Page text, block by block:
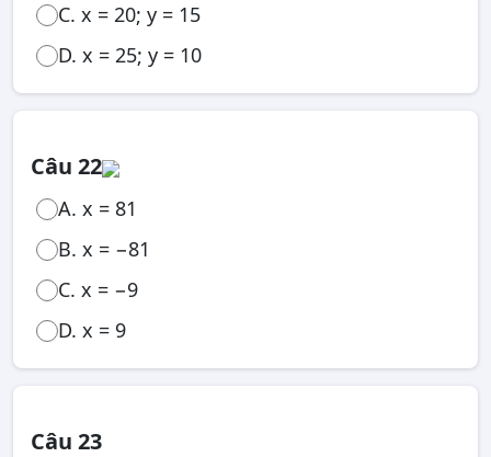
C. x = 20; y = 15
D. x = 25; y = 10
Câu 22
A. x = 81
B. x = −81
C. x = −9
D. x = 9
Câu 23